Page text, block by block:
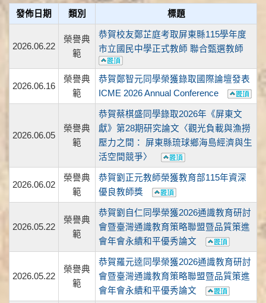
發佈日期 類別 標題
2026.06.22
榮譽典
範
恭賀校友鄭芷庭考取屏東縣115學年度
市立國民中學正式教師 聯合甄選教師
2026.06.16
榮譽典
範
恭賀鄭智元同學榮獲錄取國際論壇發表
ICME 2026 Annual Conference
2026.06.05
榮譽典
範
恭賀蔡棋盛同學錄取2026年《屏東文
獻》第28期研究論文〈觀光負載與漁撈
壓力之間： 屏東縣琉球鄉海島經濟與生
活空間競爭〉
2026.06.02
榮譽典
範
恭賀劉正元教師榮獲教育部115年資深
優良教師獎
2026.05.22
榮譽典
範
恭賀劉自仁同學榮獲2026通識教育研討
會暨臺灣通識教育策略聯盟暨品質策進
會年會永續和平優秀論文
2026.05.22
榮譽典
範
恭賀羅元逵同學榮獲2026通識教育研討
會暨臺灣通識教育策略聯盟暨品質策進
會年會永續和平優秀論文